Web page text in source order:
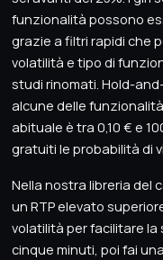
funzionalità possono
grazie a filtri rapidi che
volatilità e tipo di
studi rinomati. Hold-
alcune delle
abituale è tra 0,10 € e
gratuiti le probabilità di
Nella nostra libreria del
un RTP elevato
volatilità per facilitare la
cinque minuti, poi fai